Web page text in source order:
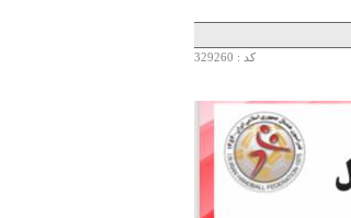
کد : 329260